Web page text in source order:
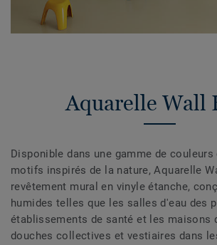
Aquarelle Wall
Disponible dans une gamme de
motifs inspirés de la nature, Aquarelle
revêtement mural en vinyle étanche,
humides telles que les salles d'eau des
établissements de santé et les maisons
douches collectives et vestiaires dans